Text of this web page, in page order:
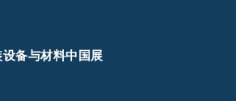
备与材料中国展